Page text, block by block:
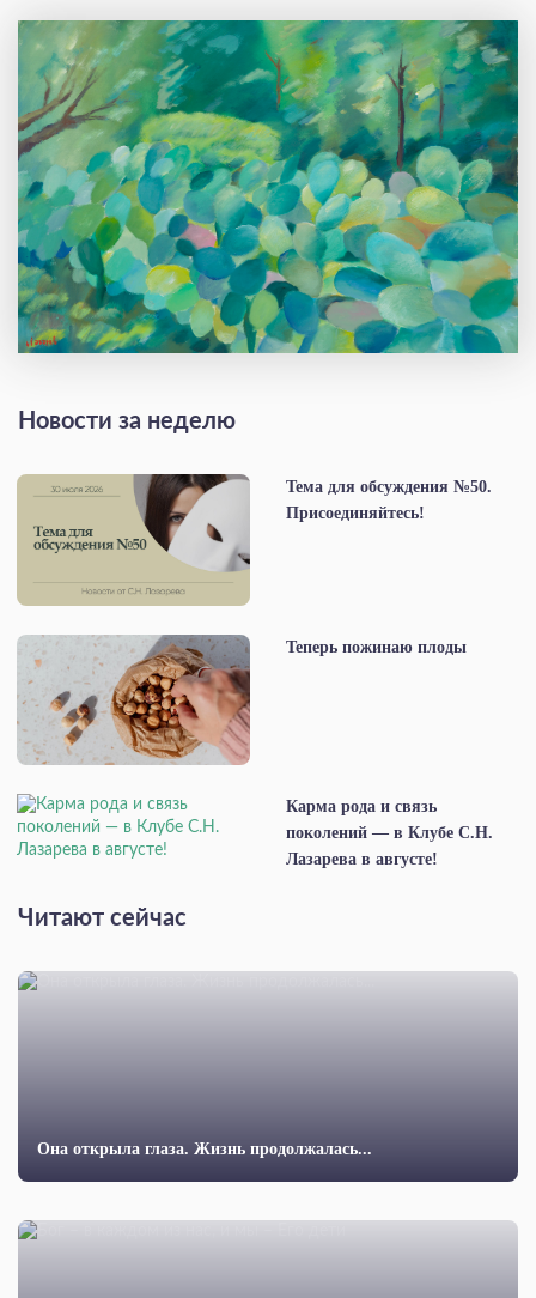
Новости за неделю
Тема для обсуждения №50.
Присоединяйтесь!
Теперь пожинаю плоды
Карма рода и связь
поколений — в Клубе С.Н.
Лазарева в августе!
Читают сейчас
Она открыла глаза. Жизнь продолжалась...